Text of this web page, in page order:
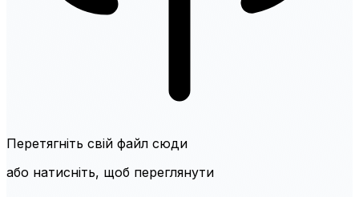
Перетягніть свій файл сюди
або натисніть, щоб переглянути